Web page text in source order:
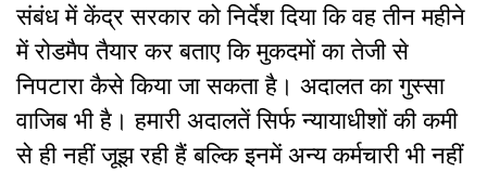
संबंध में केंद्र सरकार को निर्देश दिया कि वह तीन महीने
में रोडमैप तैयार कर बताए कि मुकदमों का तेजी से
निपटारा कैसे किया जा सकता है। अदालत का गुस्सा
वाजिब भी है। हमारी अदालतें सिर्फ न्यायाधीशों की कमी
से ही नहीं जूझ रही हैं बल्कि इनमें अन्य कर्मचारी भी नहीं